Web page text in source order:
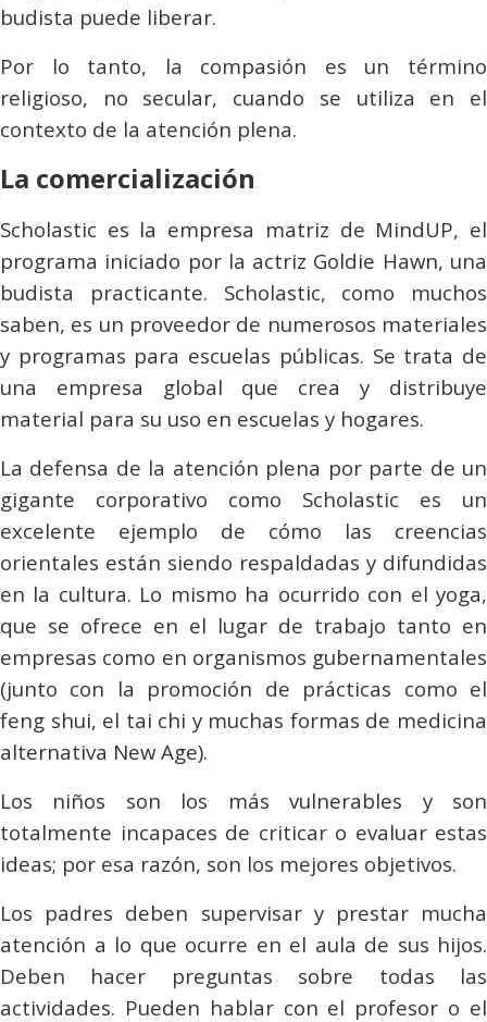
budista puede liberar.
Por lo tanto, la compasión es un término
religioso, no secular, cuando se utiliza en el
contexto de la atención plena.
La comercialización
Scholastic es la empresa matriz de MindUP, el
programa iniciado por la actriz Goldie Hawn, una
budista practicante. Scholastic, como muchos
saben, es un proveedor de numerosos materiales
y programas para escuelas públicas. Se trata de
una empresa global que crea y distribuye
material para su uso en escuelas y hogares.
La defensa de la atención plena por parte de un
gigante corporativo como Scholastic es un
excelente ejemplo de cómo las creencias
orientales están siendo respaldadas y difundidas
en la cultura. Lo mismo ha ocurrido con el yoga,
que se ofrece en el lugar de trabajo tanto en
empresas como en organismos gubernamentales
(junto con la promoción de prácticas como el
feng shui, el tai chi y muchas formas de medicina
alternativa New Age).
Los niños son los más vulnerables y son
totalmente incapaces de criticar o evaluar estas
ideas; por esa razón, son los mejores objetivos.
Los padres deben supervisar y prestar mucha
atención a lo que ocurre en el aula de sus hijos.
Deben hacer preguntas sobre todas las
actividades. Pueden hablar con el profesor o el